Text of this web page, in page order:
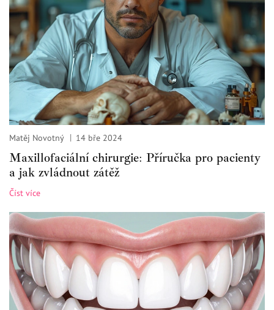
Matěj Novotný 14 bře 2024
Maxillofaciální chirurgie: Příručka pro pacienty
a jak zvládnout zátěž
Číst více